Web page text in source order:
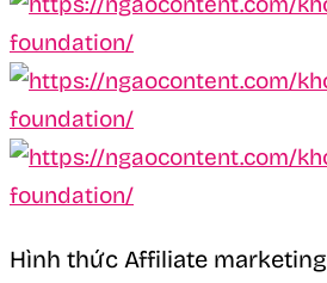
Hình thức Affiliate marketing